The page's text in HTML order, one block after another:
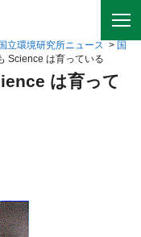
国立環境研究所ニュース > 国
Science は育っている
は育って